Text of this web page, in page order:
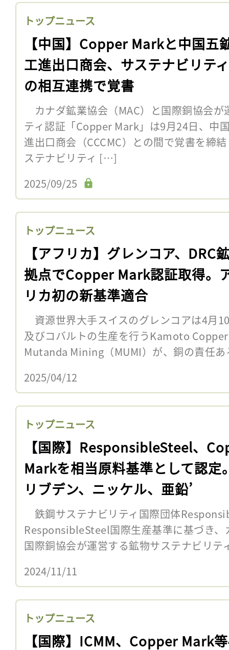
トップニュース
【中国】Copper Markと中国五
工進出口商会、サステナビリテ
の相互連携で覚書
カナダ鉱業協会（MAC）と国際銅協会が
ティ認証「Copper Mark」は9月24日、中
進出口商会（CCCMC）との間で覚書を締
ステナビリティ […]
2025/09/25
トップニュース
【アフリカ】グレンコア、DRC
拠点でCopper Mark認証取得。
リカ初の新基準適合
資源世界大手スイスのグレンコアは4月
及びコバルトの生産を行うKamoto
Mutanda Mining（MUMI）が、銅の責任
2025/04/12
トップニュース
【国際】ResponsibleSteel、
Markを相当原料基準として認定
リブデン、ニッケル、亜鉛’
鉄鋼サステナビリティ国際団体
ResponsibleSteel国際生産基準に基づき、
国際銅協会が運営する鉱物サステナビリ
2024/11/11
トップニュース
【国際】ICMM、Copper Mark